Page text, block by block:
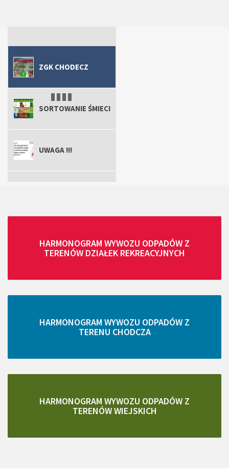
ZGK CHODECZ
SORTOWANIE ŚMIECI
UWAGA !!!
HARMONOGRAM WYWOZU ODPADÓW Z
TERENÓW DZIAŁEK REKREACYJNYCH
HARMONOGRAM WYWOZU ODPADÓW Z
TERENU CHODCZA
HARMONOGRAM WYWOZU ODPADÓW Z
TERENÓW WIEJSKICH